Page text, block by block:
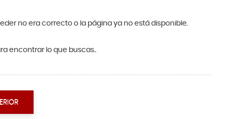
no era correcto o la página ya no está disponible.
encontrar lo que buscas..